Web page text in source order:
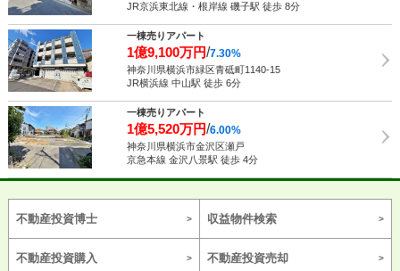
JR京浜東北線・根岸線 磯子駅 徒歩 8分
一棟売りアパート
1億9,100万円/7.30%
神奈川県横浜市緑区青砥町1140-15
JR横浜線 中山駅 徒歩 6分
一棟売りアパート
1億5,520万円/6.00%
神奈川県横浜市金沢区瀬戸
京急本線 金沢八景駅 徒歩 4分
不動産投資博士 収益物件検索
不動産投資購入 不動産投資売却